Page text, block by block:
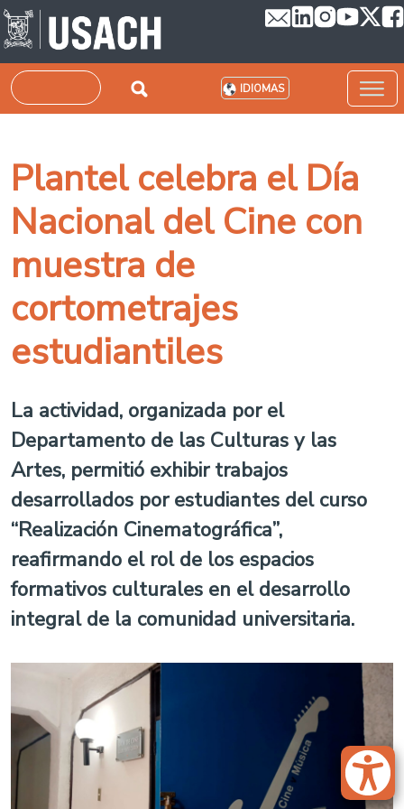
Pasar al contenido principal
Buscar IDIOMAS
Plantel celebra el Día
Nacional del Cine con
muestra de
cortometrajes
estudiantiles
La actividad, organizada por el
Departamento de las Culturas y las
Artes, permitió exhibir trabajos
desarrollados por estudiantes del curso
“Realización Cinematográfica”,
reafirmando el rol de los espacios
formativos culturales en el desarrollo
integral de la comunidad universitaria.